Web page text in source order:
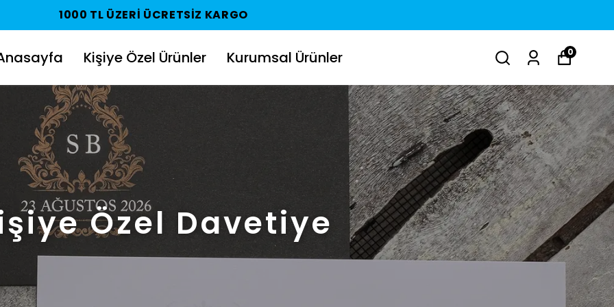
1000 TL ÜZERI ÜCRETSIZ KARGO
Kişiye Özel Ürünler Kurumsal Ürünler 0
Özel Davetiye